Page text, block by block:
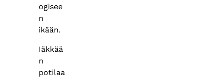
ogisee
n
ikään.
Iäkkää
n
potilaa